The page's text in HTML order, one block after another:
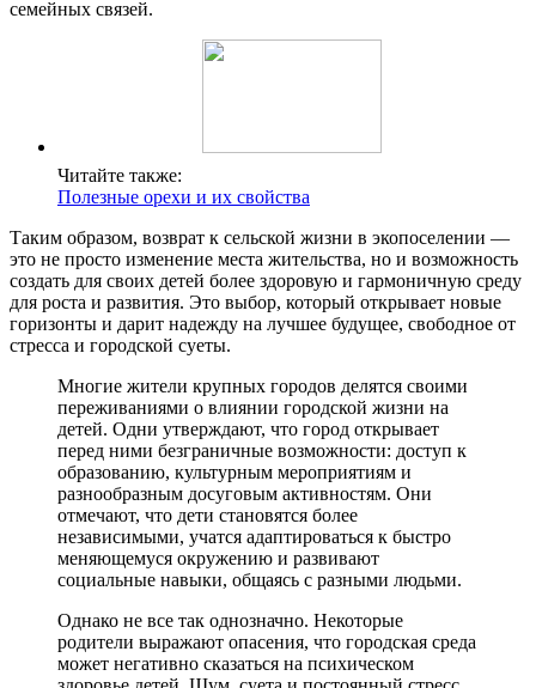
семейных связей.
Читайте также:
Полезные орехи и их свойства
Таким образом, возврат к сельской жизни в экопоселении —
это не просто изменение места жительства, но и возможность
создать для своих детей более здоровую и гармоничную среду
для роста и развития. Это выбор, который открывает новые
горизонты и дарит надежду на лучшее будущее, свободное от
стресса и городской суеты.
Многие жители крупных городов делятся своими
переживаниями о влиянии городской жизни на
детей. Одни утверждают, что город открывает
перед ними безграничные возможности: доступ к
образованию, культурным мероприятиям и
разнообразным досуговым активностям. Они
отмечают, что дети становятся более
независимыми, учатся адаптироваться к быстро
меняющемуся окружению и развивают
социальные навыки, общаясь с разными людьми.
Однако не все так однозначно. Некоторые
родители выражают опасения, что городская среда
может негативно сказаться на психическом